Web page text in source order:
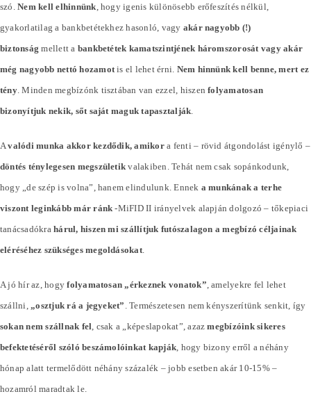
szó.Nem kell elhinnünk , hogy igenis különösebb erőfeszítés nélkül,
gyakorlatilag a bankbetétekhez hasonló, vagy akár nagyobb (!)
biztonság mellett a bankbetétek kamatszintjének háromszorosát vagy akár
még nagyobb nettó hozamotis el lehet érni. Nem hinnünk kell benne, mert ez
tény. Minden megbízónk tisztában van ezzel, hiszenfolyamatosan
bizonyítjuk nekik, sőt saját maguk tapasztalják
Avalódi munka akkor kezdődik, amikora fenti – rövid átgondolást igénylő –
döntés ténylegesen megszületik valakiben. Tehát nem csak sopánkodunk,
hogy „de szép is volna”, hanem elindulunk. Ennek a munkának a terhe
viszont leginkább már ránk -MiFID II irányelvek alapján dolgozó – tőkepiaci
tanácsadókrahárul, hiszen mi szállítjuk futószalagon a megbízó céljainak
eléréséhez szükséges megoldásokat.
A jó hír az, hogyfolyamatosan „érkeznek vonatok” , amelyekre fel lehet
szállni,„osztjuk rá a jegyeket” . Természetesen nem kényszerítünk senkit, így
sokan nem szállnak fel , csak a „képeslapokat”, azazmegbízóink sikeres
befektetéséről szóló beszámolóinkat kapják , hogy bizony erről a néhány
hónap alatt termelődött néhányszázalék – jobb esetben akár 10-15% –
hozamról maradtak le.